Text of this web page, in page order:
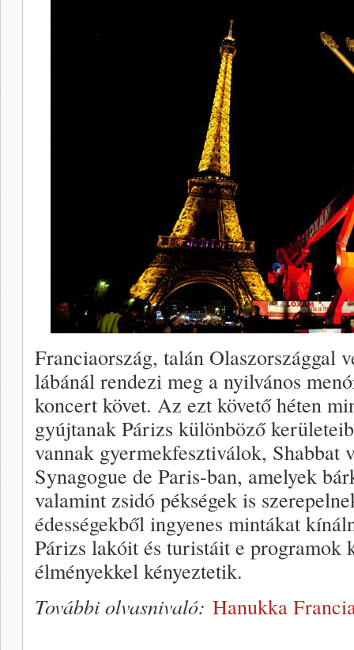
Franciaország, talán Olaszországgal
lábánál rendezi meg a nyilvános
koncert követ. Az ezt követő héten
gyújtanak Párizs különböző
vannak gyermekfesztiválok, Shabbat
Synagogue de Paris-ban, amelyek
valamint zsidó pékségek is
édességekből ingyenes mintákat
Párizs lakóit és turistáit e programok
élményekkel kényeztetik.
További olvasnivaló: Hanukka